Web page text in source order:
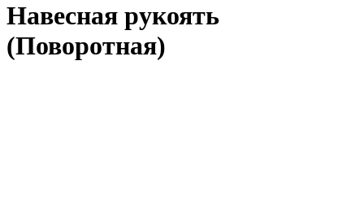
Навесная рукоять
(Поворотная)